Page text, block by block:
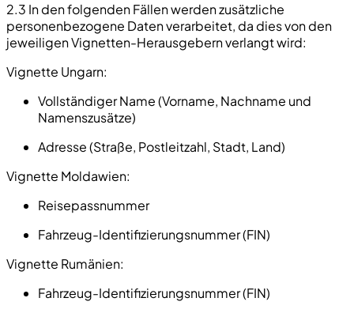
2.3 In den folgenden Fällen werden zusätzliche
personenbezogene Daten verarbeitet, da dies von den
jeweiligen Vignetten-Herausgebern verlangt wird:
Vignette Ungarn:
Vollständiger Name (Vorname, Nachname und
Namenszusätze)
Adresse (Straße, Postleitzahl, Stadt, Land)
Vignette Moldawien:
Reisepassnummer
Fahrzeug-Identifizierungsnummer (FIN)
Vignette Rumänien:
Fahrzeug-Identifizierungsnummer (FIN)